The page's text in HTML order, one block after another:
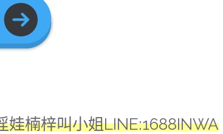
楠梓叫小姐LINE:1688INWA